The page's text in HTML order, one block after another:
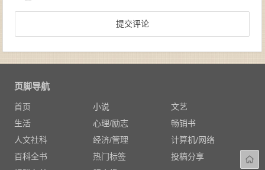
页脚导航
首页 小说
文艺
生活
心理/励志
畅销书
人文社科
经济/管理
计算机/网络
百科全书
热门标签
投稿分享